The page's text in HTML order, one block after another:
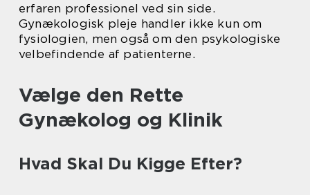
erfaren professionel ved sin side.
Gynækologisk pleje handler ikke kun om
fysiologien, men også om den psykologiske
velbefindende af patienterne.
Vælge den Rette
Gynækolog og Klinik
Hvad Skal Du Kigge Efter?